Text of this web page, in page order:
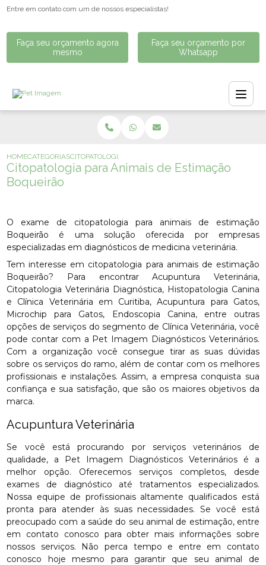
Entre em contato com um de nossos especialistas!
Faça seu orçamento agora
mesmo
Faça seu orçamento por
Whatsapp
HOMECATEGORIASCITOPATOLOGIA PARA ANIMAIS DE ESTIMAÇÃO
Citopatologia para Animais de Estimação
Boqueirão
O exame de citopatologia para animais de estimação
Boqueirão é uma solução oferecida por empresas
especializadas em diagnósticos de medicina veterinária.
Tem interesse em citopatologia para animais de estimação
Boqueirão? Para encontrar Acupuntura Veterinária,
Citopatologia Veterinária Diagnóstica, Histopatologia Canina
e Clínica Veterinária em Curitiba, Acupuntura para Gatos,
Microchip para Gatos, Endoscopia Canina, entre outras
opções de serviços do segmento de Clínica Veterinária, você
pode contar com a Pet Imagem Diagnósticos Veterinários.
Com a organização você consegue tirar as suas dúvidas
sobre os serviços do ramo, além de contar com os melhores
profissionais e instalações. Assim, a empresa conquista sua
confiança e sua satisfação, que são os maiores objetivos da
marca.
Acupuntura Veterinária
Se você está procurando por serviços veterinários de
qualidade, a Pet Imagem Diagnósticos Veterinários é a
melhor opção. Oferecemos serviços completos, desde
exames de diagnóstico até tratamentos especializados.
Nossa equipe de profissionais altamente qualificados está
pronta para atender às suas necessidades. Se você está
preocupado com a saúde do seu animal de estimação, entre
em contato conosco para obter mais informações sobre
nossos serviços. Não perca tempo e entre em contato
conosco hoje mesmo para garantir que seu animal de